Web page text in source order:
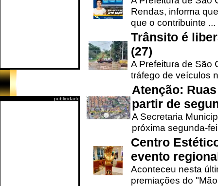
publicidade
Rendas, informa
que o contribuinte ...
Trânsito é
(27)
A Prefeitura de São
tráfego de veículos
Atenção:
partir de
A Secretaria
próxima segunda-
Centro
evento
Aconteceu nesta
premiações do